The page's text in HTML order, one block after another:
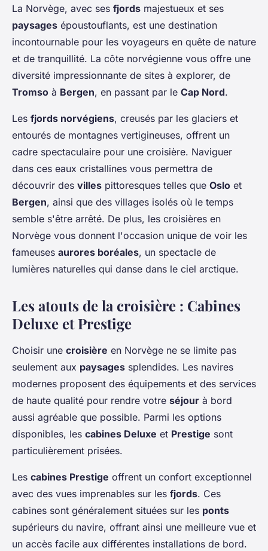
La Norvège, avec ses fjords majestueux et ses
paysages époustouflants, est une destination
incontournable pour les voyageurs en quête de nature
et de tranquillité. La côte norvégienne vous offre une
diversité impressionnante de sites à explorer, de
Tromso à Bergen, en passant par le Cap Nord.
Les fjords norvégiens, creusés par les glaciers et
entourés de montagnes vertigineuses, offrent un
cadre spectaculaire pour une croisière. Naviguer
dans ces eaux cristallines vous permettra de
découvrir des villes pittoresques telles que Oslo et
Bergen, ainsi que des villages isolés où le temps
semble s'être arrêté. De plus, les croisières en
Norvège vous donnent l'occasion unique de voir les
fameuses aurores boréales, un spectacle de
lumières naturelles qui danse dans le ciel arctique.
Les atouts de la croisière : Cabines
Deluxe et Prestige
Choisir une croisière en Norvège ne se limite pas
seulement aux paysages splendides. Les navires
modernes proposent des équipements et des services
de haute qualité pour rendre votre séjour à bord
aussi agréable que possible. Parmi les options
disponibles, les cabines Deluxe et Prestige sont
particulièrement prisées.
Les cabines Prestige offrent un confort exceptionnel
avec des vues imprenables sur les fjords. Ces
cabines sont généralement situées sur les ponts
supérieurs du navire, offrant ainsi une meilleure vue et
un accès facile aux différentes installations de bord.